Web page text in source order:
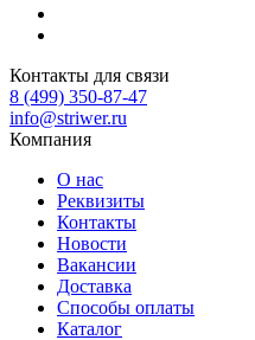
Контакты для связи
8 (499) 350-87-47
info@striwer.ru
Компания
О нас
Реквизиты
Контакты
Новости
Вакансии
Доставка
Способы оплаты
Каталог